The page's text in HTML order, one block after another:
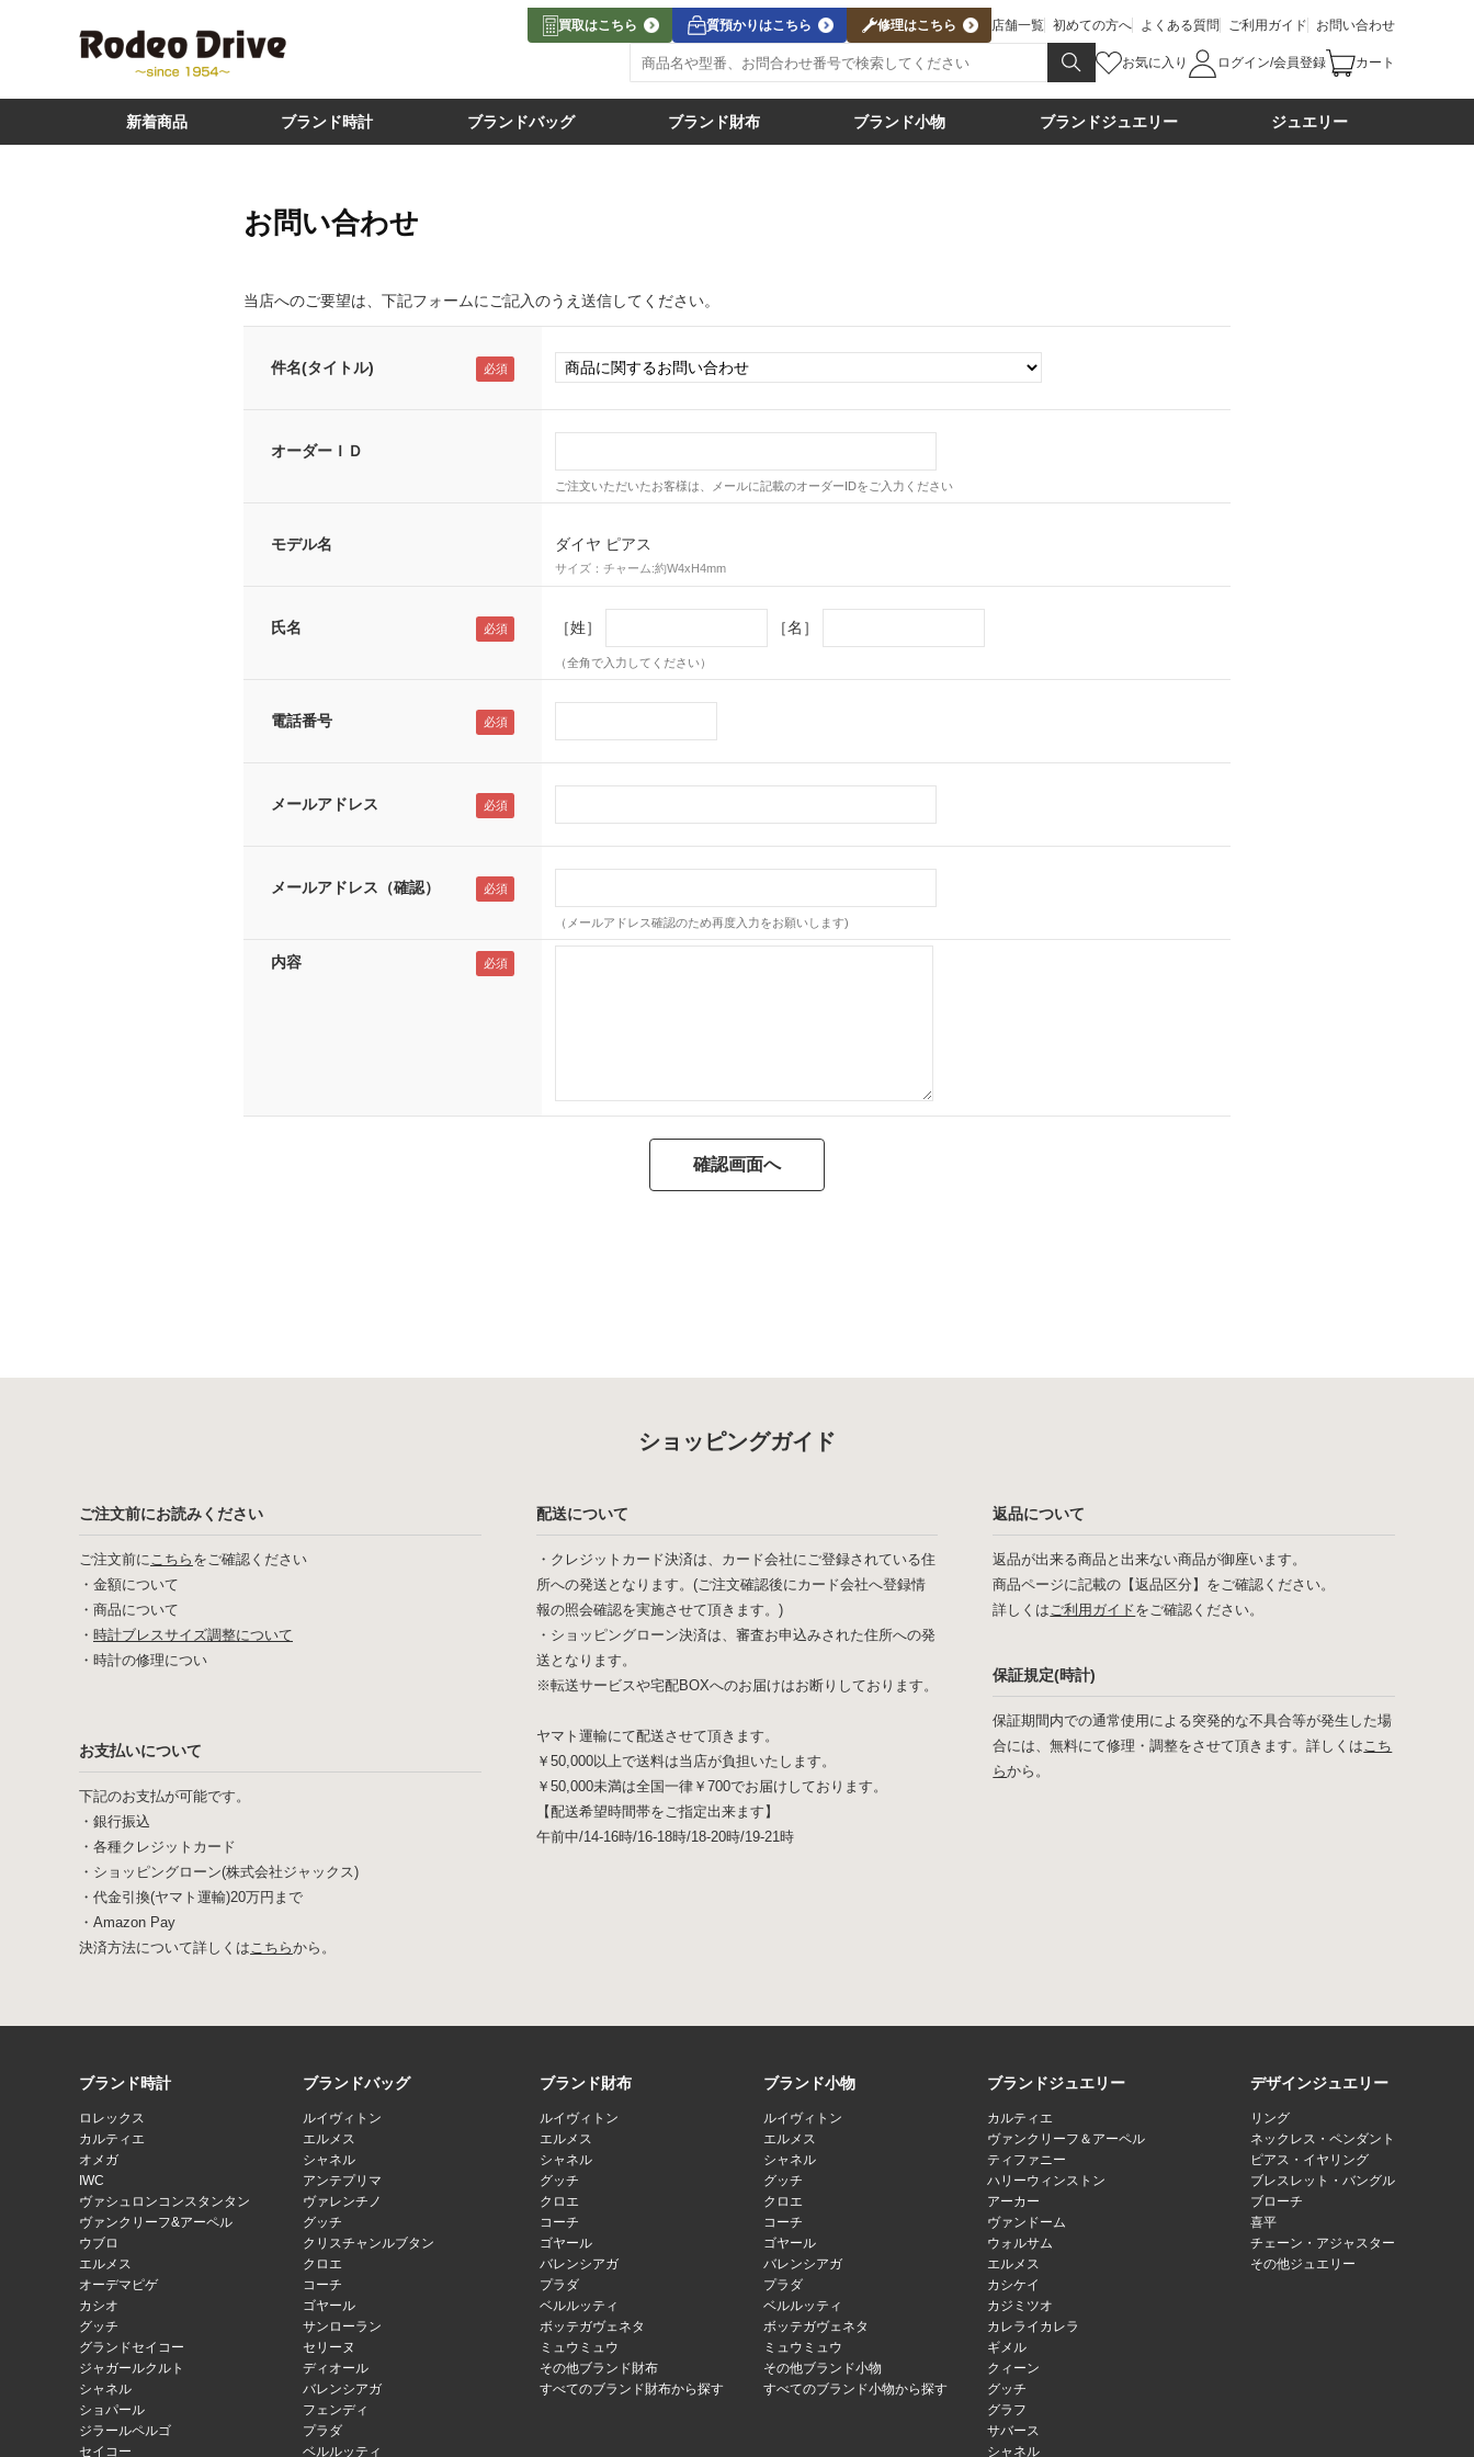
買取はこちら 質預かりはこちら 修理はこちら 店舗一覧 初めての方へ よくある質問 ご利用ガイド お問い合わせ
お気に入り ログイン/会員登録 カート
新着商品 ブランド時計 ブランドバッグ ブランド財布 ブランド小物 ブランドジュエリー ジュエリー
お問い合わせ
当店へのご要望は、下記フォームにご記入のうえ送信してください。
件名(タイトル)
オーダーＩＤ
ご注文いただいたお客様は、メールに記載のオーダーIDをご入力ください
モデル名 ダイヤ ピアス
サイズ：チャーム:約W4xH4mm
氏名 ［姓］ ［名］
（全角で入力してください）
電話番号
メールアドレス
メールアドレス（確認）
（メールアドレス確認のため再度入力をお願いします)
内容
ショッピングガイド
ご注文前にお読みください
ご注文前にこちら をご確認ください
・ 金額について
・ 商品について
・ 時計ブレスサイズ調整について
・ 時計の修理につい
お支払いについて
下記のお支払が可能です。
・銀行振込
・各種クレジットカード
・ショッピングローン(株式会社ジャックス)
・代金引換(ヤマト運輸)20万円まで
・Amazon Pay
決済方法について詳しくはこちらから。
配送について
・クレジットカード決済は、カード会社にご登録されている住
所への発送となります。(ご注文確認後にカード会社へ登録情
報の照会確認を実施させて頂きます。)
・ショッピングローン決済は、審査お申込みされた住所への発
送となります。
※転送サービスや宅配BOXへのお届けはお断りしております。
ヤマト運輸にて配送させて頂きます。
￥50,000以上で送料は当店が負担いたします。
￥50,000未満は全国一律￥700でお届けしております。
【配送希望時間帯をご指定出来ます】
午前中/14-16時/16-18時/18-20時/19-21時
返品について
返品が出来る商品と出来ない商品が御座います。
商品ページに記載の【返品区分】をご確認ください。
詳しくはご利用ガイドをご確認ください。
保証規定(時計)
保証期間内での通常使用による突発的な不具合等が発生した場
合には、無料にて修理・調整をさせて頂きます。詳しくはこち
らから。
ブランド時計
ロレックス
カルティエ
オメガ
IWC
ヴァシュロンコンスタンタン
ヴァンクリーフ&アーペル
ウブロ
エルメス
オーデマピゲ
カシオ
グッチ
グランドセイコー
ジャガールクルト
シャネル
ショパール
ジラールペルゴ
セイコー
ブランドバッグ
ルイヴィトン
エルメス
シャネル
アンテプリマ
ヴァレンチノ
グッチ
クリスチャンルブタン
クロエ
コーチ
ゴヤール
サンローラン
セリーヌ
ディオール
バレンシアガ
フェンディ
プラダ
ベルルッティ
ブランド財布
ルイヴィトン
エルメス
シャネル
グッチ
クロエ
コーチ
ゴヤール
バレンシアガ
プラダ
ベルルッティ
ボッテガヴェネタ
ミュウミュウ
その他ブランド財布
すべてのブランド財布から探す
ブランド小物
ルイヴィトン
エルメス
シャネル
グッチ
クロエ
コーチ
ゴヤール
バレンシアガ
プラダ
ベルルッティ
ボッテガヴェネタ
ミュウミュウ
その他ブランド小物
すべてのブランド小物から探す
ブランドジュエリー
カルティエ
ヴァンクリーフ＆アーペル
ティファニー
ハリーウィンストン
アーカー
ヴァンドーム
ウォルサム
エルメス
カシケイ
カジミツオ
カレライカレラ
ギメル
クィーン
グッチ
グラフ
サバース
シャネル
デザインジュエリー
リング
ネックレス・ペンダント
ピアス・イヤリング
ブレスレット・バングル
ブローチ
喜平
チェーン・アジャスター
その他ジュエリー